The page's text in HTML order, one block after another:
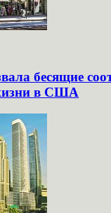
бесящие
в США